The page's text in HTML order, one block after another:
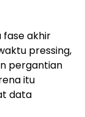
akhir
pressing,
pergantian
itu
data